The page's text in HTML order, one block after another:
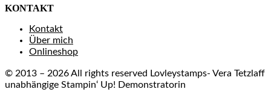
KONTAKT
Kontakt
Über mich
Onlineshop
© 2013 – 2026 All rights reserved Lovleystamps- Vera Tetzlaff
unabhängige Stampin‘ Up! Demonstratorin